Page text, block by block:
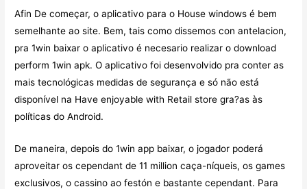
Afin De começar, o aplicativo para o House windows é bem
semelhante ao site. Bem, tais como dissemos con antelacion,
pra 1win baixar o aplicativo é necesario realizar o download
perform 1win apk. O aplicativo foi desenvolvido pra conter as
mais tecnológicas medidas de segurança e só não está
disponível na Have enjoyable with Retail store gra?as às
políticas do Android.
De maneira, depois do 1win app baixar, o jogador poderá
aproveitar os cependant de 11 million caça-níqueis, os games
exclusivos, o cassino ao festón e bastante cependant. Para